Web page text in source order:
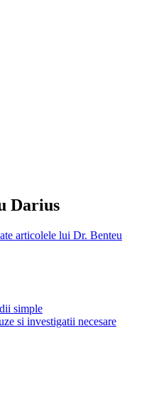
Darius
articolele lui Dr. Benteu
simple
si investigatii necesare